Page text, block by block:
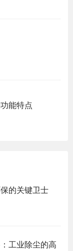
能特点
的关键卫士
工业除尘的高